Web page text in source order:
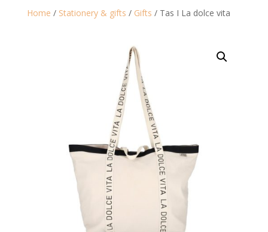
Home / Stationery & gifts / Gifts / Tas I La dolce vita